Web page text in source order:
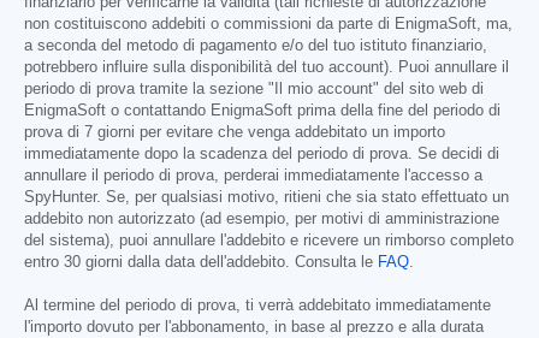
non costituiscono addebiti o commissioni da parte di EnigmaSoft, ma,
a seconda del metodo di pagamento e/o del tuo istituto finanziario,
potrebbero influire sulla disponibilità del tuo account). Puoi annullare il
periodo di prova tramite la sezione "Il mio account" del sito web di
EnigmaSoft o contattando EnigmaSoft prima della fine del periodo di
prova di 7 giorni per evitare che venga addebitato un importo
immediatamente dopo la scadenza del periodo di prova. Se decidi di
annullare il periodo di prova, perderai immediatamente l'accesso a
SpyHunter. Se, per qualsiasi motivo, ritieni che sia stato effettuato un
addebito non autorizzato (ad esempio, per motivi di amministrazione
del sistema), puoi annullare l'addebito e ricevere un rimborso completo
entro 30 giorni dalla data dell'addebito. Consulta le FAQ.
Al termine del periodo di prova, ti verrà addebitato immediatamente
l'importo dovuto per l'abbonamento, in base al prezzo e alla durata